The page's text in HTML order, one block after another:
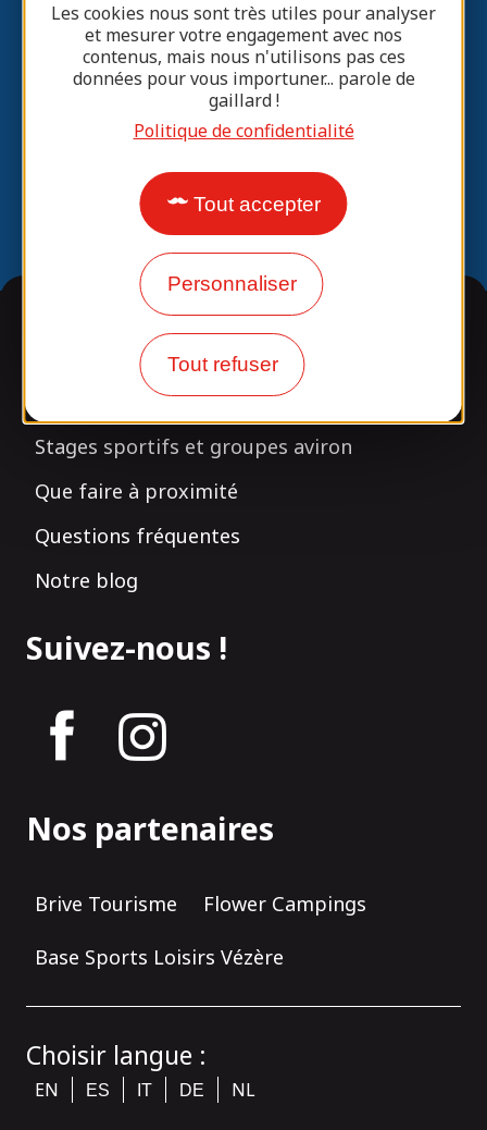
Les cookies nous sont très utiles pour analyser
et mesurer votre engagement avec nos
contenus, mais nous n'utilisons pas ces
données pour vous importuner... parole de
gaillard !
Politique de confidentialité
Tout accepter
Personnaliser
Tout refuser
05 55 85 37 97
Lissac sur Couze (19)
Informations
Infos pratiques
Stages sportifs et groupes aviron
Que faire à proximité
Questions fréquentes
Notre blog
Suivez-nous !
Nos partenaires
Brive Tourisme Flower Campings
Base Sports Loisirs Vézère
Choisir langue :
EN ES IT DE NL